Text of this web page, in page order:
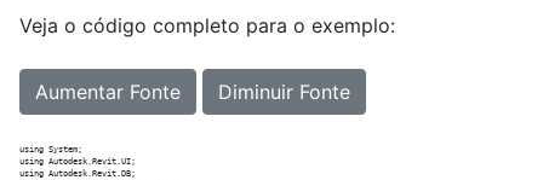
Veja o código completo para o exemplo:
Aumentar Fonte Diminuir Fonte
using System;
using Autodesk.Revit.UI;
using Autodesk.Revit.DB;